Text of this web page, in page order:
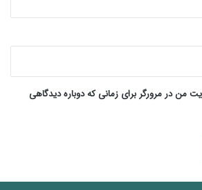
من در مرورگر برای زمانی که دوباره دیدگاهی